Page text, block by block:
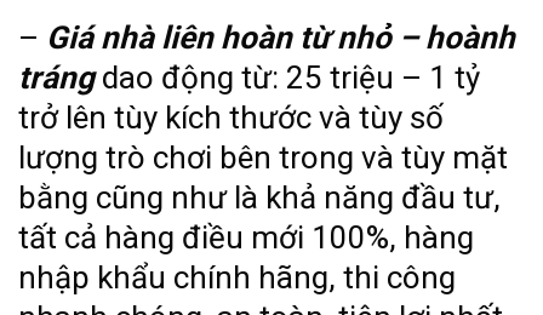
– Giá nhà liên hoàn từ nhỏ – hoành
trángdao động từ: 25 triệu – 1 tỷ
trở lên tùy kích thước và tùy số
lượng trò chơi bên trong và tùy mặt
bằng cũng như là khả năng đầu tư,
tất cả hàng điều mới 100%, hàng
nhập khẩu chính hãng, thi công